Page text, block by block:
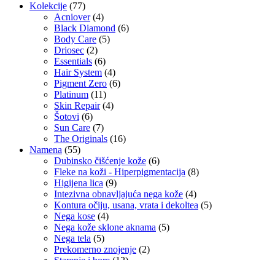
Kolekcije (77)
Acniover (4)
Black Diamond (6)
Body Care (5)
Driosec (2)
Essentials (6)
Hair System (4)
Pigment Zero (6)
Platinum (11)
Skin Repair (4)
Šotovi (6)
Sun Care (7)
The Originals (16)
Namena (55)
Dubinsko čišćenje kože (6)
Fleke na koži - Hiperpigmentacija (8)
Higijena lica (9)
Intezivna obnavljajuća nega kože (4)
Kontura očiju, usana, vrata i dekoltea (5)
Nega kose (4)
Nega kože sklone aknama (5)
Nega tela (5)
Prekomerno znojenje (2)